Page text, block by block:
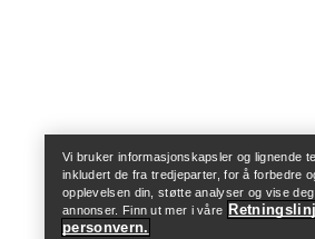
Vi bruker informasjonskapsler og lignende
inkludert de fra tredjeparter, for å forbedre
opplevelsen din, støtte analyser og vise
annonser. Finn ut mer i våre
personvern.